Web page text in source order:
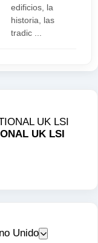
edificios, la
historia, las
tradic ...
UK LSI
Unido